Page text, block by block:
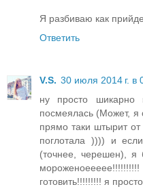
Я разбиваю как
Ответить
V.S. 30 июля 2014 г. в
ну просто шикарно
посмеялась (Может, я
прямо таки штырит
поглотала )))) и
(точнее, черешен), я
готовить!!!!!!!!! я